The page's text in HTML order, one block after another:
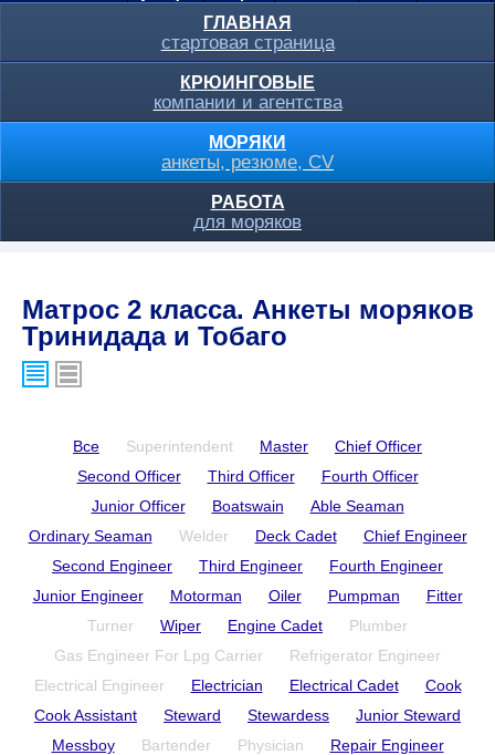
ГЛАВНАЯ
стартовая страница
КРЮИНГОВЫЕ
компании и агентства
МОРЯКИ
анкеты, резюме, CV
РАБОТА
для моряков
Матрос 2 класса. Анкеты моряков
Тринидада и Тобаго
Все Superintendent Master
Chief Officer
Second Officer
Third Officer
Fourth Officer
Junior Officer
Boatswain
Able Seaman
Ordinary Seaman
Welder Deck Cadet
Chief Engineer
Second Engineer
Third Engineer
Fourth Engineer
Junior Engineer
Motorman Oiler Pumpman
Fitter
Turner
Wiper Engine Cadet
Plumber
Gas Engineer For Lpg Carrier
Refrigerator Engineer
Electrical Engineer
Electrician Electrical Cadet
Cook
Cook Assistant
Steward Stewardess
Junior Steward
Messboy
Bartender Physician
Repair Engineer